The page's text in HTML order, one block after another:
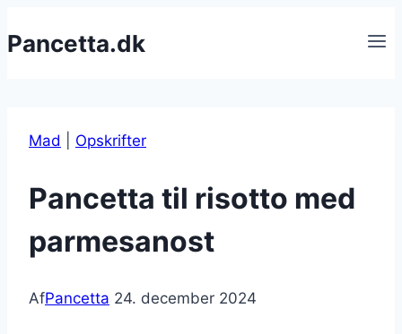
til
Pancetta.dk
Mad Opskrifter
Pancetta til risotto med
parmesanost
AfPancetta 24. december 2024